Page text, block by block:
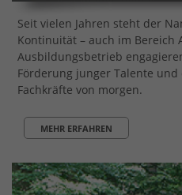
Seit vielen Jahren steht der
Kontinuität – auch im Bereich
Ausbildungsbetrieb
Förderung junger Talente
Fachkräfte von morgen.
MEHR ERFAHREN